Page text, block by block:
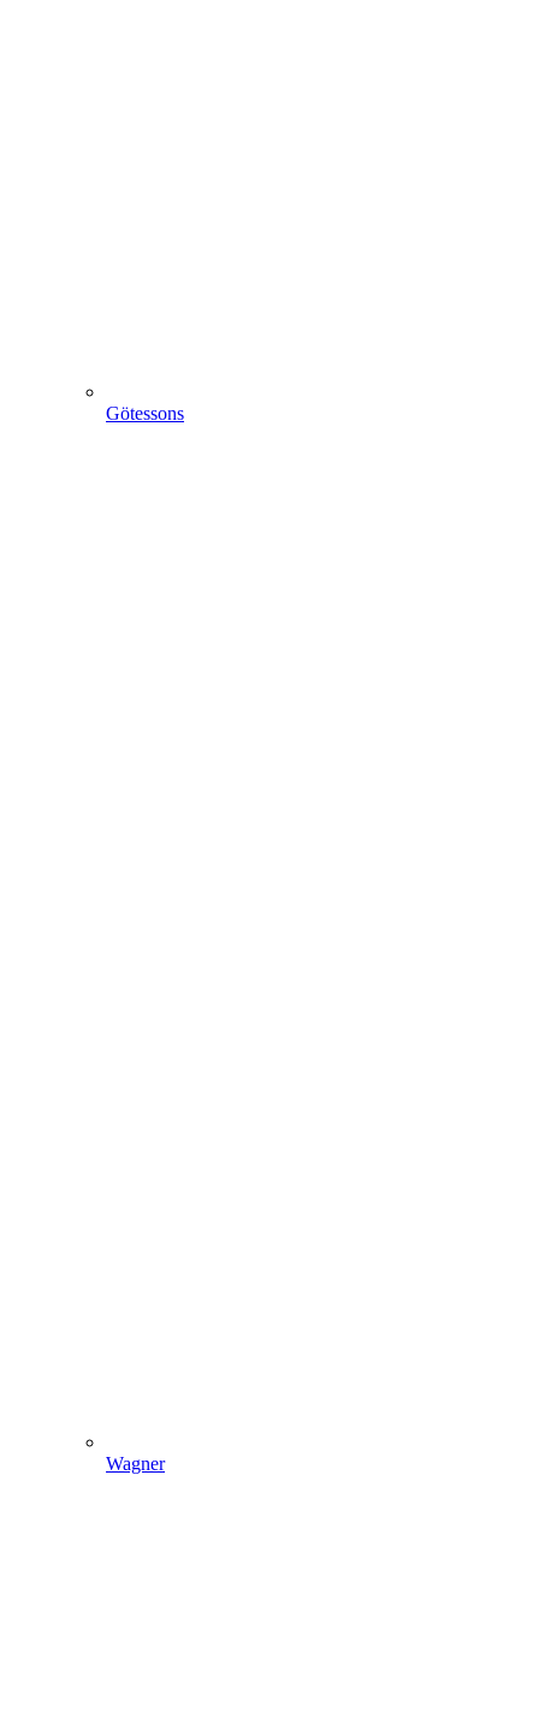
Götessons
Wagner